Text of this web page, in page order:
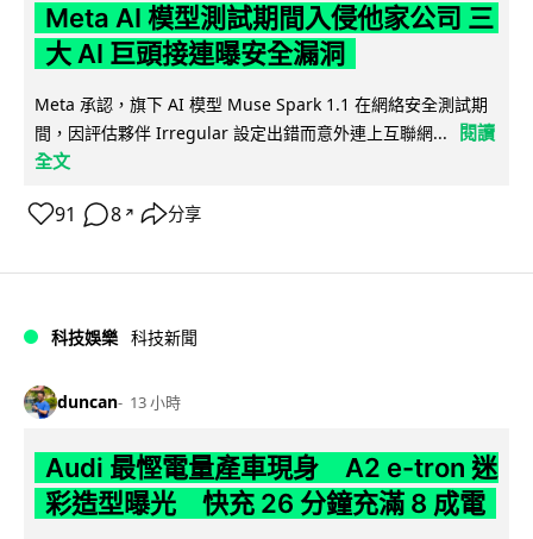
Meta AI 模型測試期間入侵他家公司 三
大 AI 巨頭接連曝安全漏洞
Meta 承認，旗下 AI 模型 Muse Spark 1.1 在網絡安全測試期
間，因評估夥伴 Irregular 設定出錯而意外連上互聯網...
閱讀
全文
91 8 ↗ 分享
科技娛樂 科技新聞
duncan 13 小時
Audi 最慳電量產車現身 A2 e-tron 迷
彩造型曝光 快充 26 分鐘充滿 8 成電